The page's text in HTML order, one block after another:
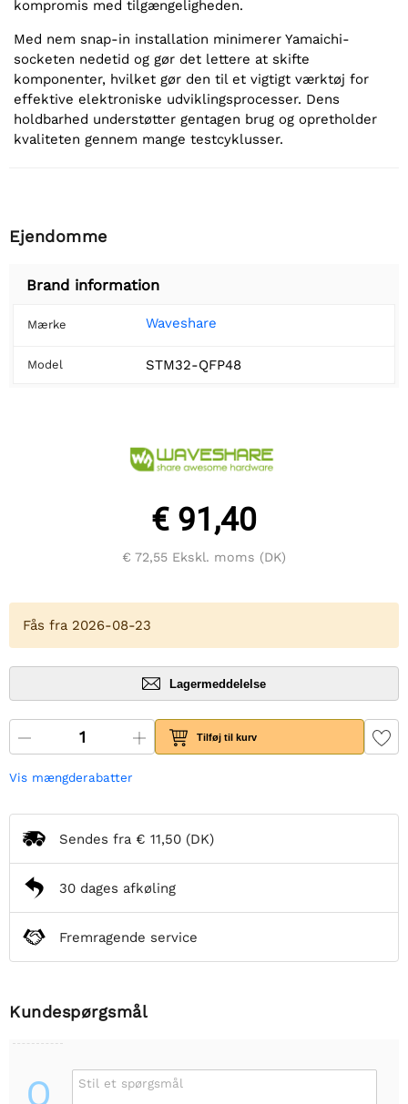
kompromis med tilgængeligheden.
Med nem snap-in installation minimerer Yamaichi-
socketen nedetid og gør det lettere at skifte
komponenter, hvilket gør den til et vigtigt værktøj for
effektive elektroniske udviklingsprocesser. Dens
holdbarhed understøtter gentagen brug og opretholder
kvaliteten gennem mange testcyklusser.
Ejendomme
Brand information
Mærke Waveshare
Model STM32-QFP48
€ 91,40
€ 72,55 Ekskl. moms (DK)
Fås fra 2026-08-23
Lagermeddelelse
Tilføj til kurv
Vis mængderabatter
Sendes fra € 11,50 (DK)
30 dages afkøling
Fremragende service
Kundespørgsmål
Q Stil et spørgsmål